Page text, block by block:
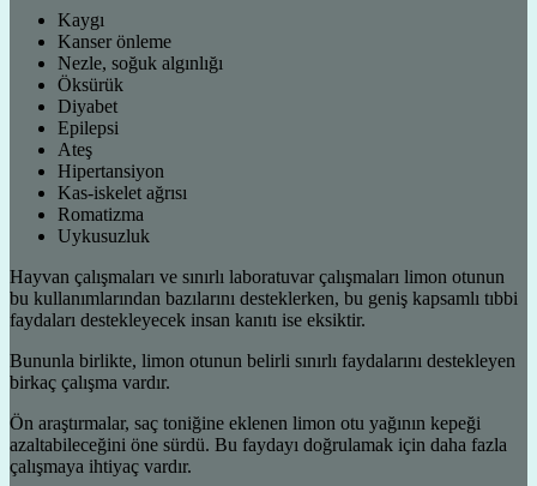
Kaygı
Kanser önleme
Nezle, soğuk algınlığı
Öksürük
Diyabet
Epilepsi
Ateş
Hipertansiyon
Kas-iskelet ağrısı
Romatizma
Uykusuzluk
Hayvan çalışmaları ve sınırlı laboratuvar çalışmaları limon otunun
bu kullanımlarından bazılarını desteklerken, bu geniş kapsamlı tıbbi
faydaları destekleyecek insan kanıtı ise eksiktir.
Bununla birlikte, limon otunun belirli sınırlı faydalarını destekleyen
birkaç çalışma vardır.
Ön araştırmalar, saç toniğine eklenen limon otu yağının kepeği
azaltabileceğini öne sürdü. Bu faydayı doğrulamak için daha fazla
çalışmaya ihtiyaç vardır.